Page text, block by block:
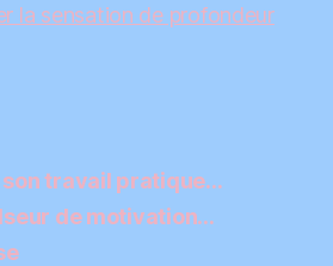
la sensation de profondeur
son travail pratique…
de motivation…